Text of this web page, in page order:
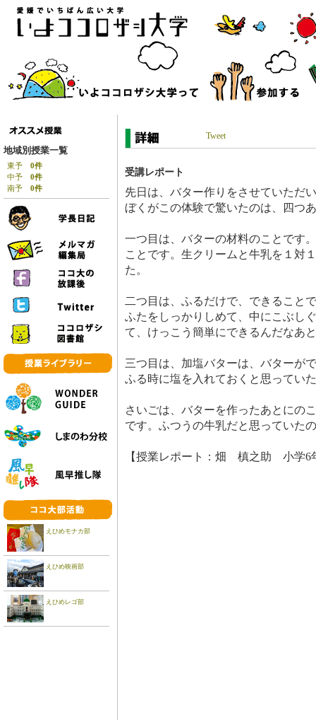
地域別授業一覧
東予 0件
中予 0件
南予 0件
えひめモナカ部
えひめ映画部
えひめレゴ部
Tweet
受講レポート
先日は、バター作りをさせていただ
ぼくがこの体験で驚いたのは、四つ
一つ目は、バターの材料のことです
ことです。生クリームと牛乳を１対
た。
二つ目は、ふるだけで、できること
ふたをしっかりしめて、中にこぶし
て、けっこう簡単にできるんだなあ
三つ目は、加塩バターは、バターが
ふる時に塩を入れておくと思ってい
さいごは、バターを作ったあとにの
です。ふつうの牛乳だと思っていた
【授業レポート：畑 槙之助 小学6